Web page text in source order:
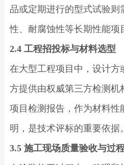
品或定期进行的型式试验则
性、耐腐蚀性等长期性能项
2.4 工程招投标与材料选型
在大型工程项目中，设计方
方提供由权威第三方检测机
项目检测报告，作为材料性
明，是技术评标的重要依据。
3.5 施工现场质量验收与过